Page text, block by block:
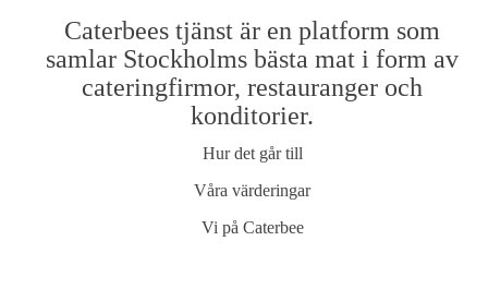
Caterbees tjänst är en platform som
samlar Stockholms bästa mat i form av
cateringfirmor, restauranger och
konditorier.
Hur det går till
Våra värderingar
Vi på Caterbee